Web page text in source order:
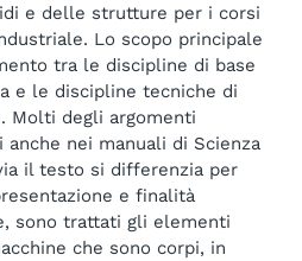
e delle strutture per i corsi
Lo scopo principale
tra le discipline di base
e le discipline tecniche di
Molti degli argomenti
nei manuali di Scienza
il testo si differenzia per
e finalità
sono trattati gli elementi
che sono corpi, in